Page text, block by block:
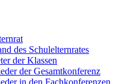
des Schulelternrates
der Klassen
der Gesamtkonferenz
in den Fachkonferenzen